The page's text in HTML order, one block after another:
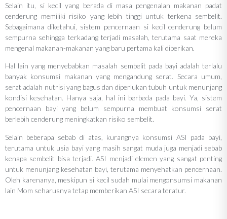
Selain itu, si kecil yang berada di masa pengenalan makanan padat
cenderung memiliki risiko yang lebih tinggi untuk terkena sembelit.
Sebagaimana diketahui, sistem pencernaan si kecil cenderung belum
sempurna sehingga terkadang terjadi masalah, terutama saat mereka
mengenal makanan-makanan yang baru pertama kali diberikan.
Hal lain yang menyebabkan masalah sembelit pada bayi adalah terlalu
banyak konsumsi makanan yang mengandung serat. Secara umum,
serat adalah nutrisi yang bagus dan diperlukan tubuh untuk menunjang
kondisi kesehatan. Hanya saja, hal ini berbeda pada bayi. Ya, sistem
pencernaan bayi yang belum sempurna membuat konsumsi serat
berlebih cenderung meningkatkan risiko sembelit.
Selain beberapa sebab di atas, kurangnya konsumsi ASI pada bayi,
terutama untuk usia bayi yang masih sangat muda juga menjadi sebab
kenapa sembelit bisa terjadi. ASI menjadi elemen yang sangat penting
untuk menunjang kesehatan bayi, terutama menyehatkan pencernaan.
Oleh karenanya, meskipun si kecil sudah mulai mengonsumsi makanan
lain Mom seharusnya tetap memberikan ASI secara teratur.